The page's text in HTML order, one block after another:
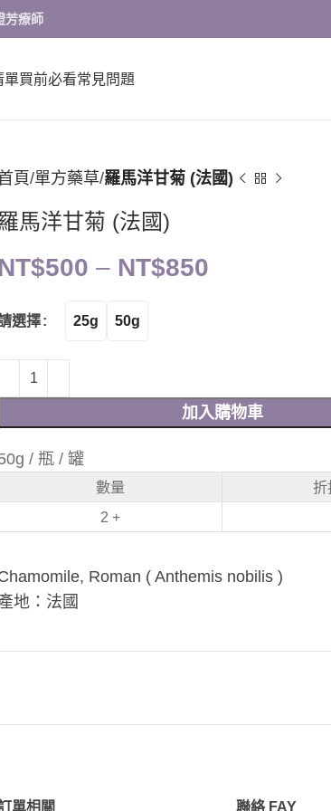
芳療師
單買前必看常見問題
頁 單方藥草 羅馬洋甘菊 (法國)
馬洋甘菊 (法國)
NT$500 – NT$850
選擇 25g 50g
加入購物車
/ 瓶 / 罐
數量
折
2 +
Roman ( Anthemis nobilis )
地：法國
單相關 聯絡 FAY